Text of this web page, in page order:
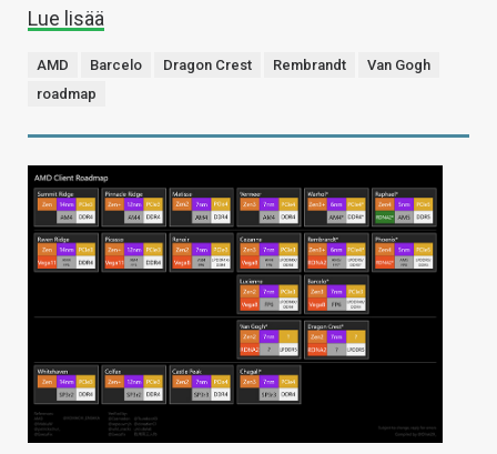
Lue lisää
AMD Barcelo Dragon Crest Rembrandt
Van Gogh
roadmap